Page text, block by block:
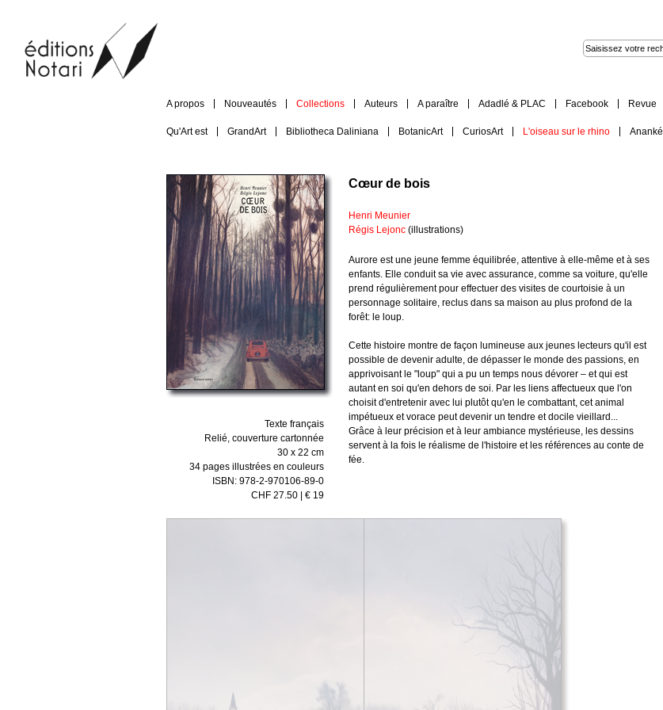
A propos Nouveautés Collections
Qu'Art est GrandArt Bibliotheca Daliniana BotanicArt CuriosArt L'oiseau sur le rhino Ananké
Auteurs A paraître Adadlé & PLAC Facebook Revue
Texte français
Relié, couverture cartonnée
30 x 22 cm
34 pages illustrées en couleurs
ISBN: 978-2-970106-89-0
CHF 27.50 | € 19
Cœur de bois
Henri Meunier
Régis Lejonc (illustrations)
Aurore est une jeune femme équilibrée, attentive à elle-même et à ses
enfants. Elle conduit sa vie avec assurance, comme sa voiture, qu'elle
prend régulièrement pour effectuer des visites de courtoisie à un
personnage solitaire, reclus dans sa maison au plus profond de la
forêt: le loup.
Cette histoire montre de façon lumineuse aux jeunes lecteurs qu'il est
possible de devenir adulte, de dépasser le monde des passions, en
apprivoisant le "loup" qui a pu un temps nous dévorer – et qui est
autant en soi qu'en dehors de soi. Par les liens affectueux que l'on
choisit d'entretenir avec lui plutôt qu'en le combattant, cet animal
impétueux et vorace peut devenir un tendre et docile vieillard...
Grâce à leur précision et à leur ambiance mystérieuse, les dessins
servent à la fois le réalisme de l'histoire et les références au conte de
fée.